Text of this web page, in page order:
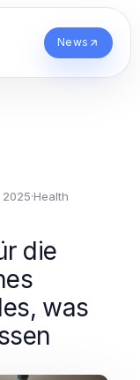
News
2025·Health
die
was